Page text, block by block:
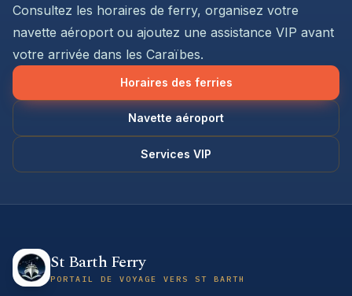
Consultez les horaires de ferry, organisez votre
navette aéroport ou ajoutez une assistance VIP avant
votre arrivée dans les Caraïbes.
Horaires des ferries
Navette aéroport
Services VIP
St Barth Ferry
PORTAIL DE VOYAGE VERS ST BARTH